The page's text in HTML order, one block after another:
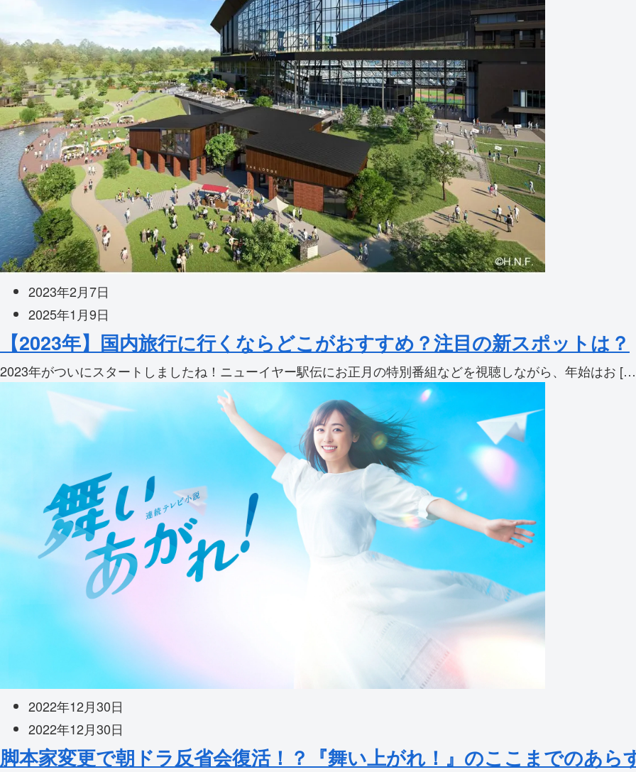
2023年2月7日
2025年1月9日
【2023年】国内旅行に行くならどこがおすすめ？注目の新スポットは？
2023年がついにスタートしましたね！ニューイヤー駅伝にお正月の特別番組などを視聴しながら、年始はお
2022年12月30日
2022年12月30日
脚本家変更で朝ドラ反省会復活！？『舞い上がれ！』のここまでのあら